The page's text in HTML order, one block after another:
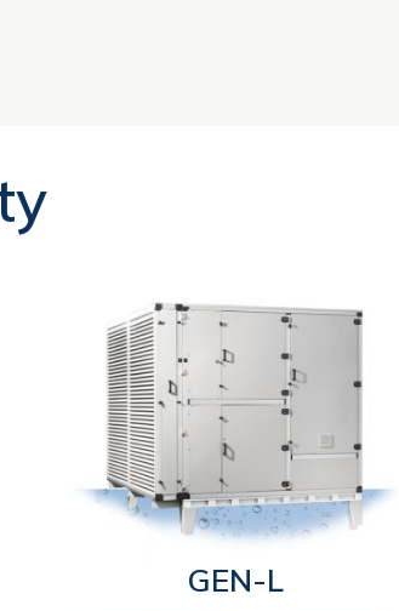
GEN-L